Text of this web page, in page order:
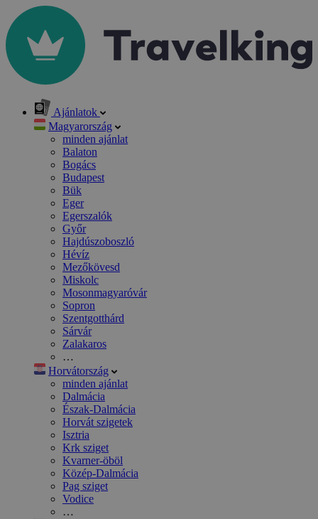
Ajánlatok
Magyarország
minden ajánlat
Balaton
Bogács
Budapest
Bük
Eger
Egerszalók
Győr
Hajdúszoboszló
Hévíz
Mezőkövesd
Miskolc
Mosonmagyaróvár
Sopron
Szentgotthárd
Sárvár
Zalakaros
…
Horvátország
minden ajánlat
Dalmácia
Észak-Dalmácia
Horvát szigetek
Isztria
Krk sziget
Kvarner-öböl
Közép-Dalmácia
Pag sziget
Vodice
…